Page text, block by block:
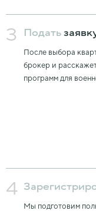
3 Подать
После выбора
брокер и
программ для
4
Мы подготовим